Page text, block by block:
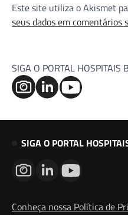
Este site utiliza o Akismet
seus dados em comentários
SIGA O PORTAL HOSPITAIS
SIGA O PORTAL
Conheça nossa Política de